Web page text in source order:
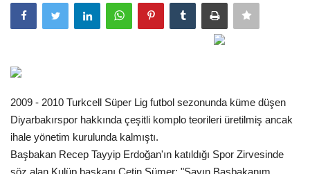
Şanlıurfa
Eğitim
Spor
Gündem
2009 - 2010 Turkcell Süper Lig futbol sezonunda küme düşen
Diyarbakırspor hakkında çeşitli komplo teorileri üretilmiş ancak
ihale yönetim kurulunda kalmıştı.
Başbakan Recep Tayyip Erdoğan'ın katıldığı Spor Zirvesinde
söz alan Kulüp başkanı Çetin Sümer; "Sayın Başbakanım,